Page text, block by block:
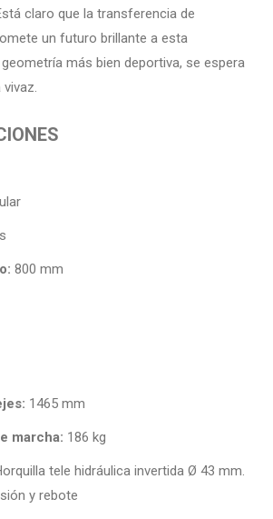
claro que la transferencia de
un futuro brillante a esta
más bien deportiva, se espera
vivaz.
800 mm
1465 mm
marcha: 186 kg
tele hidráulica invertida Ø 43 mm.
y rebote